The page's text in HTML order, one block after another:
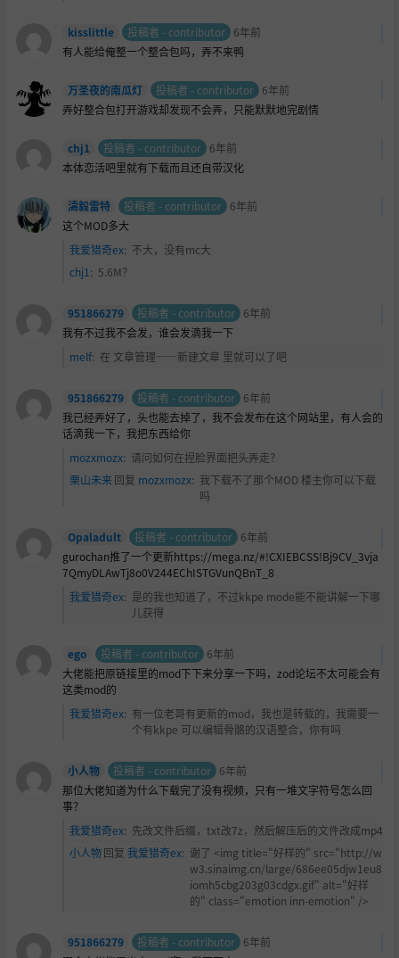
kisslittle 投稿者 - contributor 6年前
有人能给俺整一个整合包吗，弄不来鸭
万圣夜的南瓜灯 投稿者 - contributor 6年前
弄好整合包打开游戏却发现不会弄，只能默默地完剧情
chj1 投稿者 - contributor 6年前
本体恋活吧里就有下载而且还自带汉化
濤毅雷特 投稿者 - contributor 6年前
这个MOD多大
我爱猎奇ex: 不大，没有mc大
chj1 : 5.6M？
951866279 投稿者 - contributor 6年前
我有不过我不会发，谁会发滴我一下
melf: 在 文章管理——新建文章 里就可以了吧
951866279 投稿者 - contributor 6年前
我已经弄好了，头也能去掉了，我不会发布在这个网站里，有人会的
话滴我一下，我把东西给你
mozxmozx: 请问如何在捏脸界面把头弄走？
栗山未来回复 mozxmozx: 我下载不了那个MOD 楼主你可以下载
吗
Opaladult 投稿者 - contributor 6年前
gurochan推了一个更新https://mega.nz/#!CXIEBCSS!Bj9CV_3vja
7QmyDLAwTj8o0V244EChISTGVunQBnT_8
我爱猎奇ex: 是的我也知道了，不过kkpe mode能不能讲解一下哪
儿获得
ego 投稿者 - contributor 6年前
大佬能把原链接里的mod下下来分享一下吗，zod论坛不太可能会有
这类mod的
我爱猎奇ex: 有一位老哥有更新的mod，我也是转载的，我需要一
个有kkpe 可以编辑骨骼的汉语整合，你有吗
小人物 投稿者 - contributor 6年前
那位大佬知道为什么下载完了没有视频，只有一堆文字符号怎么回
事？
我爱猎奇ex: 先改文件后缀，txt改7z，然后解压后的文件改成mp4
小人物回复 我爱猎奇ex: 谢了 <img title="好样的" src="http://w
w3.sinaimg.cn/large/686ee05djw1eu8
iomh5cbg203g03cdgx.gif" alt="好样
的" class="emotion inn-emotion" />
951866279 投稿者 - contributor 6年前